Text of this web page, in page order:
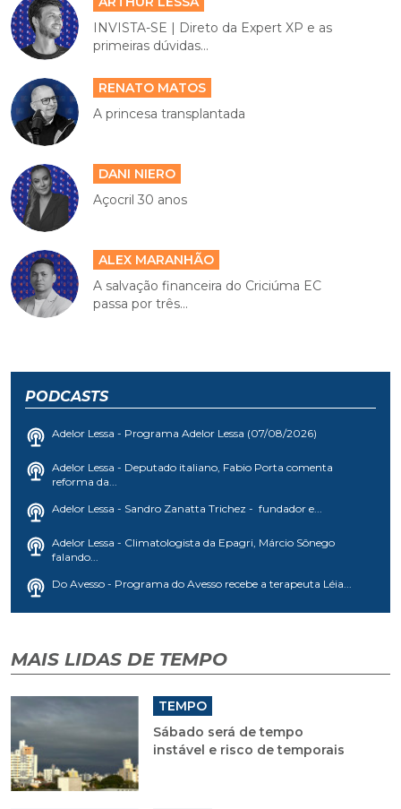
INVISTA-SE | Direto da Expert XP e as
primeiras dúvidas...
RENATO MATOS
A princesa transplantada
DANI NIERO
Açocril 30 anos
ALEX MARANHÃO
A salvação financeira do Criciúma EC
passa por três...
PODCASTS
Adelor Lessa - Programa Adelor Lessa (07/08/2026)
Adelor Lessa - Deputado italiano, Fabio Porta comenta
reforma da...
Adelor Lessa - Sandro Zanatta Trichez - fundador e...
Adelor Lessa - Climatologista da Epagri, Márcio Sônego
falando...
Do Avesso - Programa do Avesso recebe a terapeuta Léia...
MAIS LIDAS DE TEMPO
TEMPO
Sábado será de tempo
instável e risco de temporais